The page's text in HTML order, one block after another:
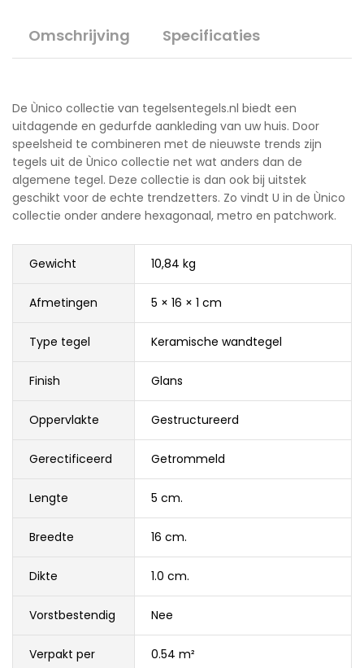
Omschrijving Specificaties
De Ùnico collectie van tegelsentegels.nl biedt een
uitdagende en gedurfde aankleding van uw huis. Door
speelsheid te combineren met de nieuwste trends zijn
tegels uit de Ùnico collectie net wat anders dan de
algemene tegel. Deze collectie is dan ook bij uitstek
geschikt voor de echte trendzetters. Zo vindt U in de Ùnico
collectie onder andere hexagonaal, metro en patchwork.
Gewicht 10,84 kg
Afmetingen 5 × 16 × 1 cm
Type tegel Keramische wandtegel
Finish Glans
Oppervlakte Gestructureerd
Gerectificeerd Getrommeld
Lengte 5 cm.
Breedte 16 cm.
Dikte 1.0 cm.
Vorstbestendig Nee
Verpakt per 0.54 m²